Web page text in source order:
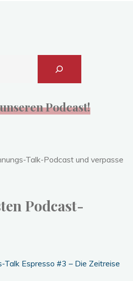
Podcast!
Talk-Podcast und verpasse
Podcast-
Talk Espresso #3 – Die Zeitreise